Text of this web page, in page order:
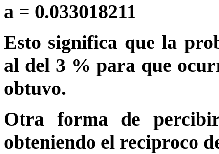
a = 0.033018211
Esto significa que la
al del 3 % para que
obtuvo.
Otra forma de
obteniendo el reciproco